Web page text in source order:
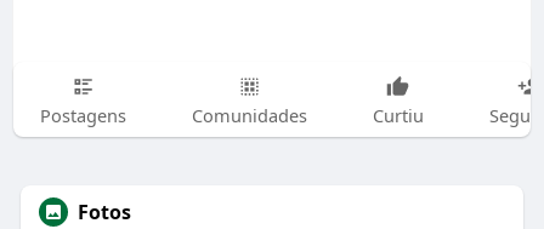
Postagens Comunidades Curtiu
Fotos